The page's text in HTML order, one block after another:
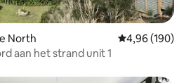
North Gemiddelde
4,96 (190)
aan het strand unit 1